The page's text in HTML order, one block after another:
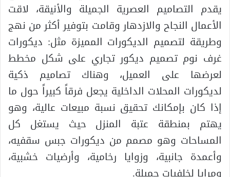
يقدم التصاميم العصرية الجميلة والأنيقة، لاقت
الأعمال النجاح والازدهار وقامت بتوفير أكثر من نهج
وطريقة لتصميم الديكورات المميزة مثل: ديكورات
غرف نوم تصميم ديكور تجاري على شكل مخطط
لعرضها على العميل، وهناك تصاميم ذكية
لديكورات المحلات الداخلية يجعل فرقاً كبيراً حول ما
إذا كان بإمكانك تحقيق نسبة مبيعات عالية، وهو
يهتم بمنطقة عتبة المنزل حيث يستغل كل
المساحات وهو مصمم من ديكورات جبس سقفيه،
وأعمدة جانبية، وزوايا رخامية، وأرضيات خشبية،